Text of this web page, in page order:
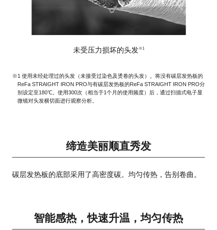
未受压力损坏的头发※1
※1 使用未经处理过的头发（未接受过染色及烫卷的头发）。将没有碳层发热板的
ReFa STRAIGHT IRON PRO与有碳层发热板的ReFa STRAIGHT IRON PRO分
别设定至180℃。使用300次（相当于1个月的使用频度）后，通过扫描式电子显
微镜对头发横切面进行观察分析。
缔造美丽顺直秀发
碳层发热板的底部采用了高密度碳。均匀传热，告别卷曲。
智能感热，快速升温，均匀传热